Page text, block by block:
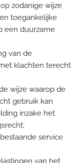
zodanige wijze
toegankelijke
een duurzame
van de
klachten terecht
wijze waarop de
gebruik kan
inzake het
service
van het